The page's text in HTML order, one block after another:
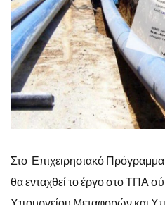
Στο Επιχειρησιακό
θα ενταχθεί το έργο στο ΤΠΑ